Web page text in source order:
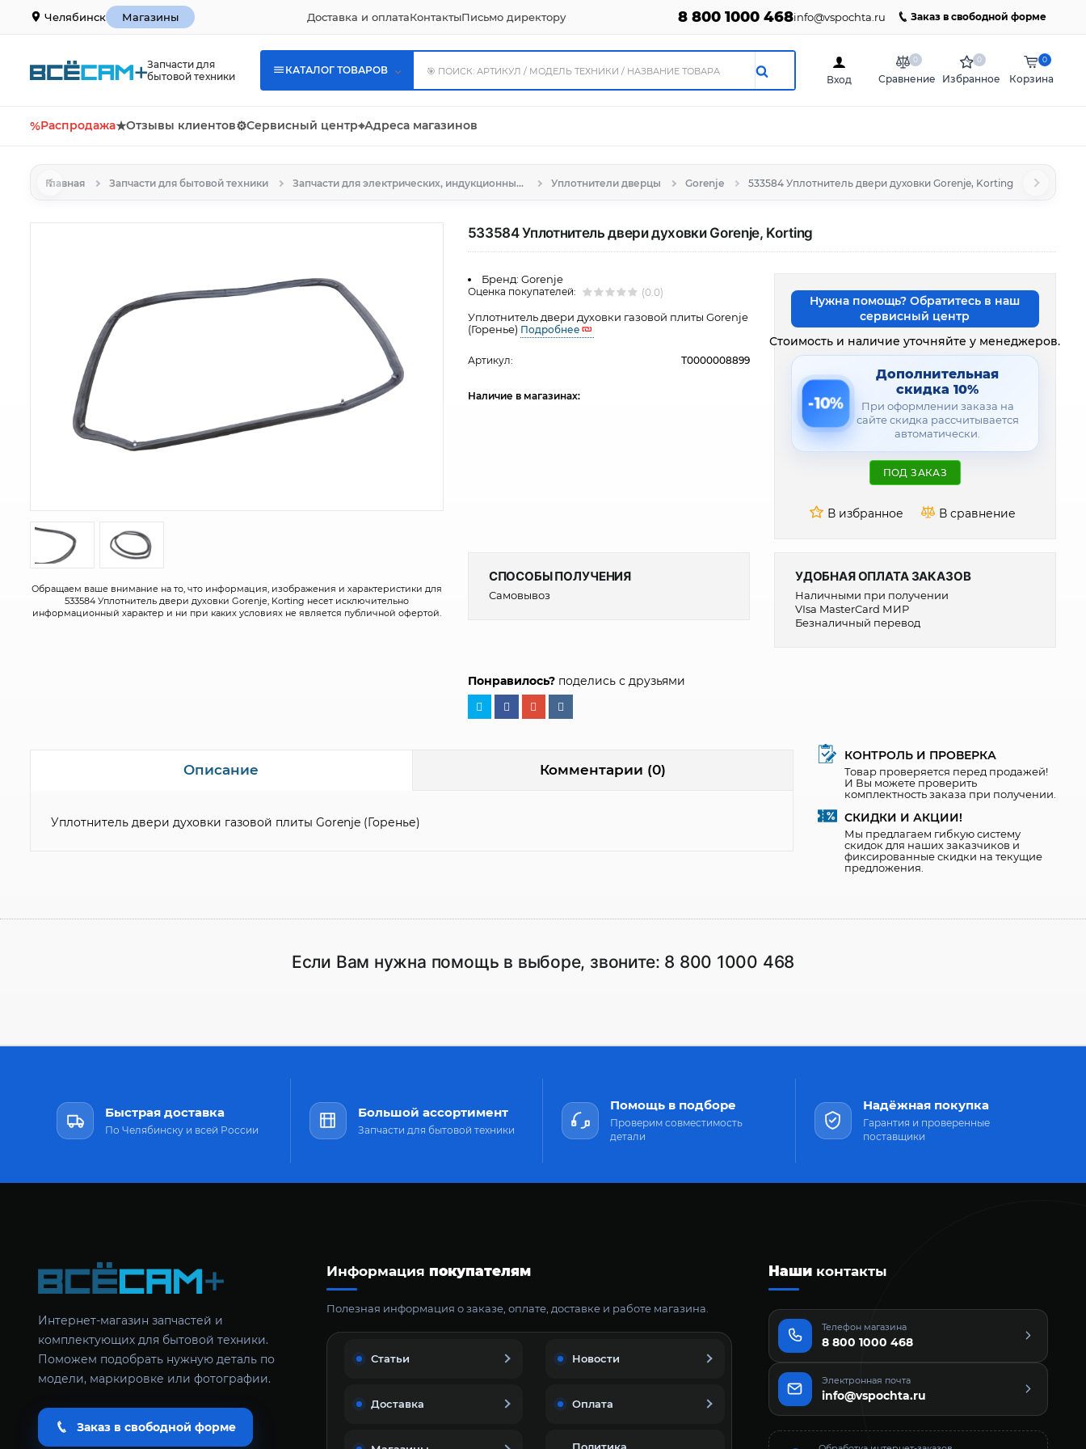
Челябинск Магазины Доставка и оплатаКонтактыПисьмо директору 8 800 1000 468info@vspochta.ru Заказ в свободной форме
Запчасти для
бытовой техники
КАТАЛОГ ТОВАРОВ
Вход Сравнение
0
Избранное
0
Корзина
0
%Распродажа★Отзывы клиентов⚙Сервисный центр⌖Адреса магазинов
Главная Запчасти для бытовой техники Запчасти для электрических, индукционных и газовых плит, духовых шкафов Уплотнители дверцы Gorenje 533584 Уплотнитель двери духовки Gorenje, Korting
Обращаем ваше внимание на то, что информация, изображения и характеристики для
533584 Уплотнитель двери духовки Gorenje, Korting несет исключительно
информационный характер и ни при каких условиях не является публичной офертой.
533584 Уплотнитель двери духовки Gorenje, Korting
Бренд: Gorenje
Оценка покупателей: (0.0)
Уплотнитель двери духовки газовой плиты Gorenje
(Горенье) Подробнее
Артикул: Т0000008899
Наличие в магазинах:
Нужна помощь? Обратитесь в наш
сервисный центр
Стоимость и наличие уточняйте у менеджеров.
-10%
Дополнительная
скидка 10%
При оформлении заказа на
сайте скидка рассчитывается
автоматически.
ПОД ЗАКАЗ
СПОСОБЫ ПОЛУЧЕНИЯ
Самовывоз
УДОБНАЯ ОПЛАТА ЗАКАЗОВ
Наличными при получении
VIsa MasterCard МИР
Безналичный перевод
Понравилось?поделись с друзьями
Описание Комментарии (0)
Уплотнитель двери духовки газовой плиты Gorenje (Горенье)
КОНТРОЛЬ И ПРОВЕРКА
Товар проверяется перед продажей!
И Вы можете проверить
комплектность заказа при получении.
СКИДКИ И АКЦИИ!
Мы предлагаем гибкую систему
скидок для наших заказчиков и
фиксированные скидки на текущие
предложения.
Если Вам нужна помощь в выборе, звоните: 8 800 1000 468
Быстрая доставка
По Челябинску и всей России
Большой ассортимент
Запчасти для бытовой техники
Помощь в подборе
Проверим совместимость
детали
Надёжная покупка
Гарантия и проверенные
поставщики
Интернет-магазин запчастей и
комплектующих для бытовой техники.
Поможем подобрать нужную деталь по
модели, маркировке или фотографии.
Заказ в свободной форме
Информация покупателям
Полезная информация о заказе, оплате, доставке и работе магазина.
Статьи Новости
Доставка Оплата
Политика
Нашиконтакты
Телефон магазина
8 800 1000 468
Электронная почта
info@vspochta.ru